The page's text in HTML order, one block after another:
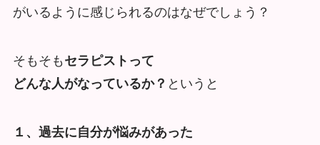
がいるように感じられるのはなぜでしょう？
そもそも セラピストって
どんな人がなっているか？ というと
１、過去に自分が悩みがあった